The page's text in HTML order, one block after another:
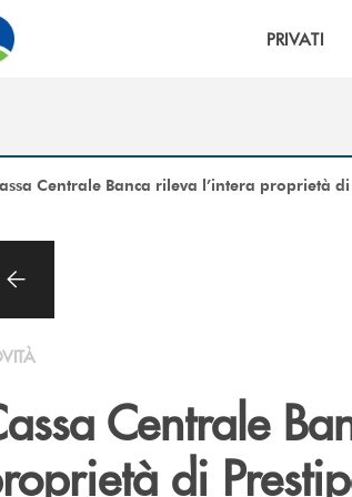
PRIVATI
Centrale Banca rileva l’intera proprietà di
Centrale
di